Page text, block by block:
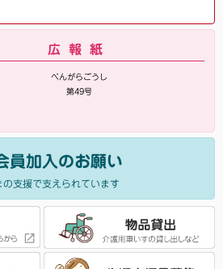
広報紙
べんがらごうし
第49号
員加入のお願い
の支援で支えられています